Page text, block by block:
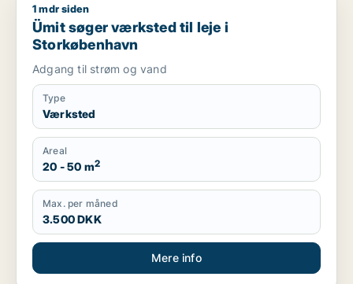
Ümit søger værksted til leje i Storkøbenhavn
1 mdr siden
Ümit søger værksted til leje i
Storkøbenhavn
Adgang til strøm og vand
Type
Værksted
Areal
20 - 50 m2
Max. per måned
3.500 DKK
Mere info